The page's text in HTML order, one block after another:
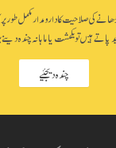
کی صلاحیت کا دارومدار مکمل
پاتے ہیں تو یکمشت یا ماہانہ چندہ دینے
چندہ دیجئیے